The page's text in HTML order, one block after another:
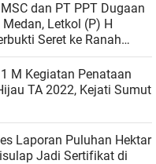
dan PT PPT Dugaan
Letkol (P) H
Seret ke Ranah
TA 2022, Kejati Sumut
Laporan Puluhan Hektar
Jadi Sertifikat di